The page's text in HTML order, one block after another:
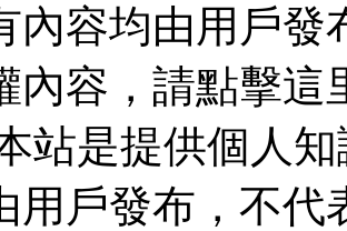
內容均由用戶
內容，請點擊這
站是提供個人
用戶發布，不